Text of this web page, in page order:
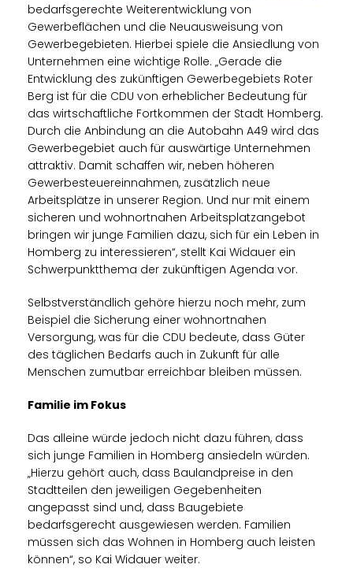
bedarfsgerechte Weiterentwicklung von
Gewerbeflächen und die Neuausweisung von
Gewerbegebieten. Hierbei spiele die Ansiedlung von
Unternehmen eine wichtige Rolle. „Gerade die
Entwicklung des zukünftigen Gewerbegebiets Roter
Berg ist für die CDU von erheblicher Bedeutung für
das wirtschaftliche Fortkommen der Stadt Homberg.
Durch die Anbindung an die Autobahn A49 wird das
Gewerbegebiet auch für auswärtige Unternehmen
attraktiv. Damit schaffen wir, neben höheren
Gewerbesteuereinnahmen, zusätzlich neue
Arbeitsplätze in unserer Region. Und nur mit einem
sicheren und wohnortnahen Arbeitsplatzangebot
bringen wir junge Familien dazu, sich für ein Leben in
Homberg zu interessieren“, stellt Kai Widauer ein
Schwerpunktthema der zukünftigen Agenda vor.
Selbstverständlich gehöre hierzu noch mehr, zum
Beispiel die Sicherung einer wohnortnahen
Versorgung, was für die CDU bedeute, dass Güter
des täglichen Bedarfs auch in Zukunft für alle
Menschen zumutbar erreichbar bleiben müssen.
Familie im Fokus
Das alleine würde jedoch nicht dazu führen, dass
sich junge Familien in Homberg ansiedeln würden.
Hierzu gehört auch, dass Baulandpreise in den
Stadtteilen den jeweiligen Gegebenheiten
angepasst sind und, dass Baugebiete
bedarfsgerecht ausgewiesen werden. Familien
müssen sich das Wohnen in Homberg auch leisten
können“, so Kai Widauer weiter.